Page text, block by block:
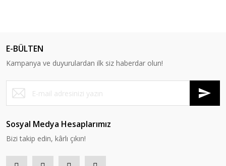
E-BÜLTEN
Kampanya ve duyurulardan ilk siz haberdar olun!
Sosyal Medya Hesaplarımız
Bizi takip edin, kârlı çıkın!